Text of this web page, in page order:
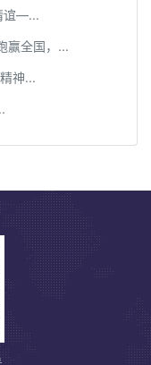
谊—...
赢全国，...
神...